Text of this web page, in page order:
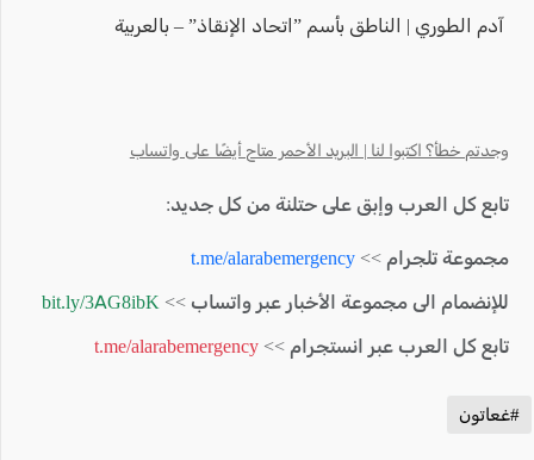
آدم الطوري | الناطق بأسم ”اتحاد الإنقاذ” – بالعربية
وجدتم خطأ؟ اكتبوا لنا | البريد الأحمر متاح أيضًا على واتساب
تابع كل العرب وإبق على حتلنة من كل جديد:
مجموعة تلجرام >> t.me/alarabemergency
للإنضمام الى مجموعة الأخبار عبر واتساب >> bit.ly/3AG8ibK
تابع كل العرب عبر انستجرام >> t.me/alarabemergency
#غعاتون